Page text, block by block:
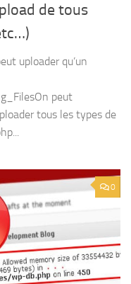
de tous
uploader qu’un
peut
tous les types de
0